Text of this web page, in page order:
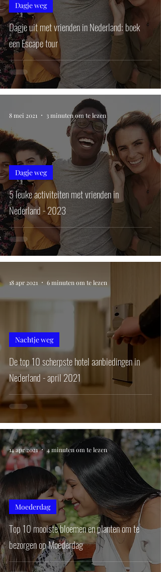
Dagje uit met vrienden in Nederland: boek
een Escape tour
Dagje weg
5 leuke activiteiten met vrienden in
Nederland - 2023
Dagje weg
8 mei 2021 3 minuten om te lezen
De top 10 scherpste hotel aanbiedingen in
Nederland - april 2021
Nachtje weg
18 apr 2021 6 minuten om te lezen
Top 10 mooiste bloemen en planten om te
bezorgen op Moederdag
Moederdag
14 apr 2021 4 minuten om te lezen